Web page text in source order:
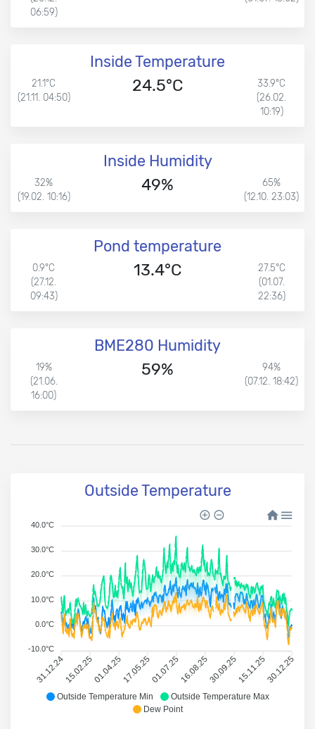
06:59)
Inside Temperature
21.1°C
(21.11. 04:50)
24.5°C
33.9°C
(26.02.
10:19)
Inside Humidity
32%
(19.02. 10:16)
49%
65%
(12.10. 23:03)
Pond temperature
0.9°C
(27.12.
09:43)
13.4°C
27.5°C
(01.07.
22:36)
BME280 Humidity
19%
(21.06.
16:00)
59%
94%
(07.12. 18:42)
Outside Temperature
Outside Temperature Min
Outside Temperature Max
Dew Point
31.12.2415.02.2501.04.2517.05.2501.07.2516.08.2530.09.2515.11.2530.12.25
40.0°C
30.0°C
20.0°C
10.0°C
0.0°C
-10.0°C